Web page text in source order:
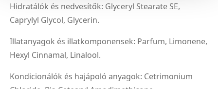
Hidratálók és nedvesítők: Glyceryl Stearate SE,
Caprylyl Glycol, Glycerin.
Illatanyagok és illatkomponensek: Parfum, Limonene,
Hexyl Cinnamal, Linalool.
Kondicionálók és hajápoló anyagok: Cetrimonium